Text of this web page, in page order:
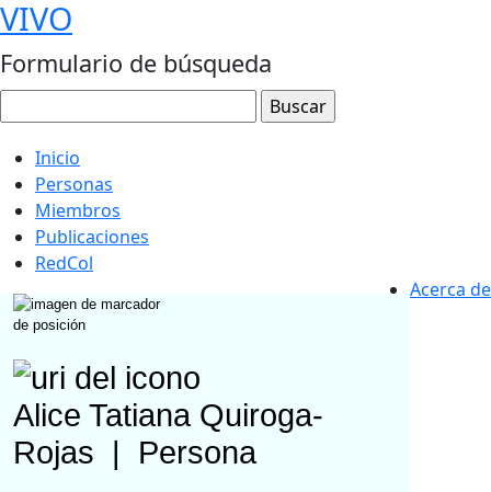
VIVO
Formulario de búsqueda
Inicio
Personas
Miembros
Publicaciones
RedCol
Acerca de
Alice Tatiana Quiroga-
Rojas
Persona